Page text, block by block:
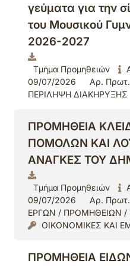
γεύματα για την
του Μουσικού
2026-2027
Τμήμα Προμηθειών
09/07/2026
Αρ.
ΠΕΡΙΛΗΨΗ ΔΙΑΚΗΡΥΞΗΣ
ΠΡΟΜΗΘΕΙΑ
ΠΟΜΟΛΩΝ ΚΑΙ
ΑΝΑΓΚΕΣ ΤΟΥ
Τμήμα Προμηθειών
09/07/2026
Αρ.
ΕΡΓΩΝ / ΠΡΟΜΗΘΕΙΩΝ
ΟΙΚΟΝΟΜΙΚΕΣ ΚΑΙ
ΠΡΟΜΗΘΕΙΑ